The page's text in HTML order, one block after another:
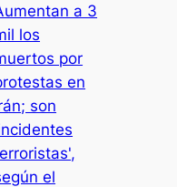
a 3
los
por
en
son
el